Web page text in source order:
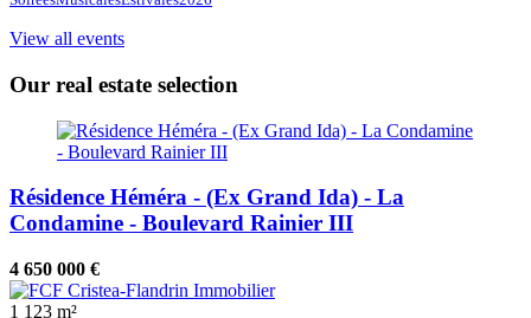
View all events
Our real estate selection
Résidence Héméra - (Ex Grand Ida) - La
Condamine - Boulevard Rainier III
4 650 000 €
1 123 m²